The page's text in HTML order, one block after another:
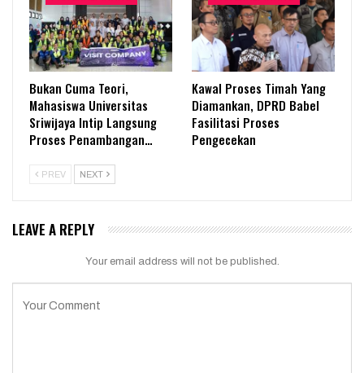
Bukan Cuma Teori,
Mahasiswa Universitas
Sriwijaya Intip Langsung
Proses Penambangan…
Kawal Proses Timah Yang
Diamankan, DPRD Babel
Fasilitasi Proses
Pengecekan
PREV NEXT
LEAVE A REPLY
Your email address will not be published.